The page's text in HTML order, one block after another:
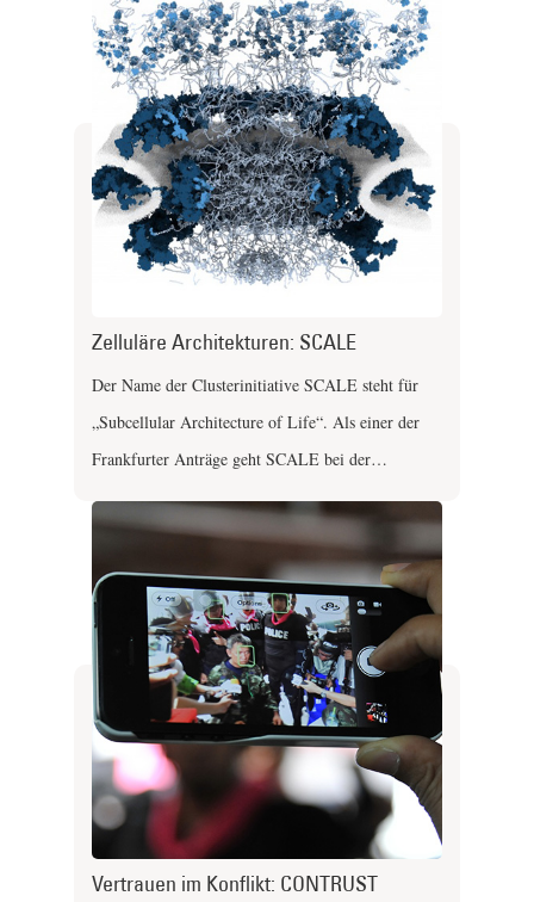
Zelluläre Architekturen: SCALE
Der Name der Clusterinitiative SCALE steht für
„Subcellular Architecture of Life“. Als einer der
Frankfurter Anträge geht SCALE bei der…
Vertrauen im Konflikt: CONTRUST